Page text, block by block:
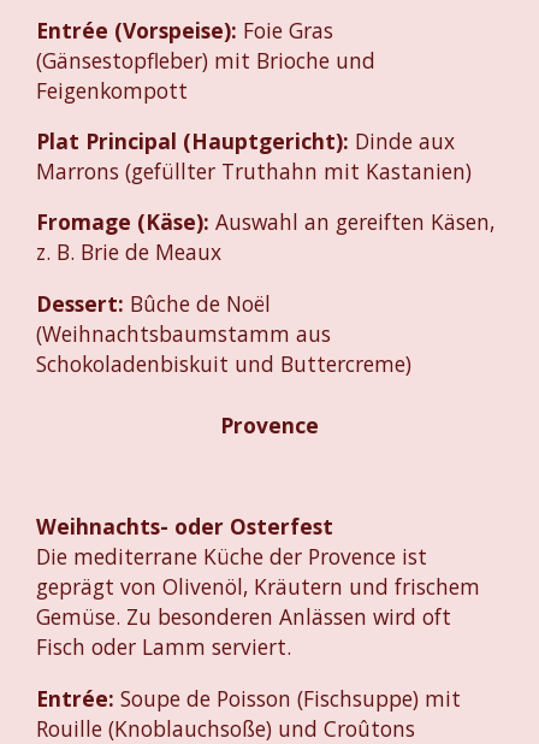
Entrée (Vorspeise): Foie Gras
(Gänsestopfleber) mit Brioche und
Feigenkompott
Plat Principal (Hauptgericht): Dinde aux
Marrons (gefüllter Truthahn mit Kastanien)
Fromage (Käse): Auswahl an gereiften Käsen,
z. B. Brie de Meaux
Dessert: Bûche de Noël
(Weihnachtsbaumstamm aus
Schokoladenbiskuit und Buttercreme)
Provence
Weihnachts- oder Osterfest
Die mediterrane Küche der Provence ist
geprägt von Olivenöl, Kräutern und frischem
Gemüse. Zu besonderen Anlässen wird oft
Fisch oder Lamm serviert.
Entrée: Soupe de Poisson (Fischsuppe) mit
Rouille (Knoblauchsoße) und Croûtons